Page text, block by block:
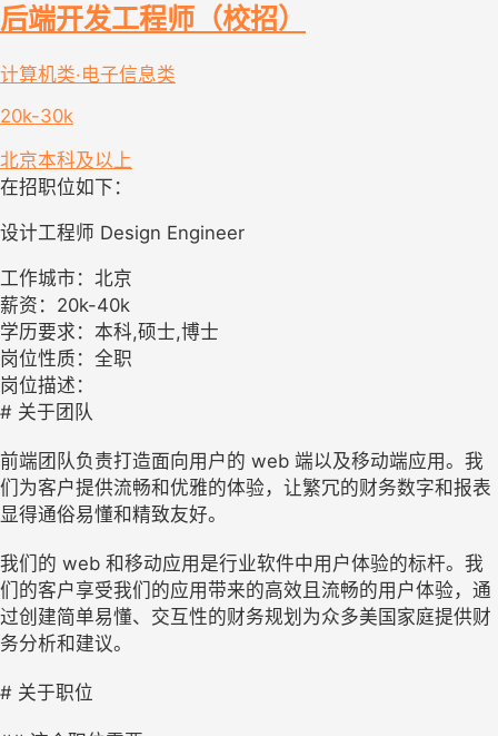
后端开发工程师（校招）
计算机类·电子信息类
20k-30k
北京本科及以上
在招职位如下：
设计工程师 Design Engineer
工作城市：北京
薪资：20k-40k
学历要求：本科,硕士,博士
岗位性质：全职
岗位描述：
# 关于团队
前端团队负责打造面向用户的 web 端以及移动端应用。我
们为客户提供流畅和优雅的体验，让繁冗的财务数字和报表
显得通俗易懂和精致友好。
我们的 web 和移动应用是行业软件中用户体验的标杆。我
们的客户享受我们的应用带来的高效且流畅的用户体验，通
过创建简单易懂、交互性的财务规划为众多美国家庭提供财
务分析和建议。
# 关于职位